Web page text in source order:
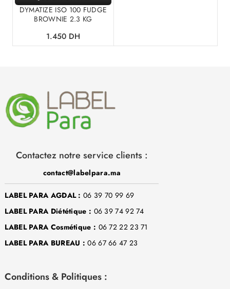
DYMATIZE ISO 100 FUDGE
BROWNIE 2.3 KG
1.450 DH
Contactez notre service clients :
contact@labelpara.ma
LABEL PARA AGDAL : 06 39 70 99 69
LABEL PARA Diététique : 06 39 74 92 74
LABEL PARA Cosmétique : 06 72 22 23 71
LABEL PARA BUREAU : 06 67 66 47 23
Conditions & Politiques :